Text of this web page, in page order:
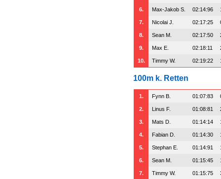
6. Max-Jakob S. 02:14:96
7. Nicolai J. 02:17:25
8. Sean M. 02:17:50
9. Max E. 02:18:11
10. Timmy W. 02:19:22
100m k. Retten
1. Fynn B. 01:07:83
2. Linus F. 01:08:81
3. Mats D. 01:14:14
4. Fabian D. 01:14:30
5. Stephan E. 01:14:91
6. Sean M. 01:15:45
7. Timmy W. 01:15:75